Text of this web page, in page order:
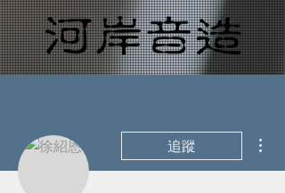
追蹤